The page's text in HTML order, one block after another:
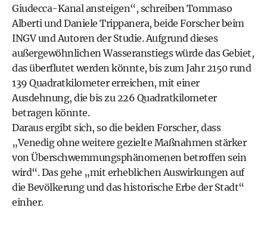
Giudecca-Kanal ansteigen“, schreiben Tommaso
Alberti und Daniele Trippanera, beide Forscher beim
INGV und Autoren der Studie. Aufgrund dieses
außergewöhnlichen Wasseranstiegs würde das Gebiet,
das überflutet werden könnte, bis zum Jahr 2150 rund
139 Quadratkilometer erreichen, mit einer
Ausdehnung, die bis zu 226 Quadratkilometer
betragen könnte.
Daraus ergibt sich, so die beiden Forscher, dass
„Venedig ohne weitere gezielte Maßnahmen stärker
von Überschwemmungsphänomenen betroffen sein
wird“. Das gehe „mit erheblichen Auswirkungen auf
die Bevölkerung und das historische Erbe der Stadt“
einher.